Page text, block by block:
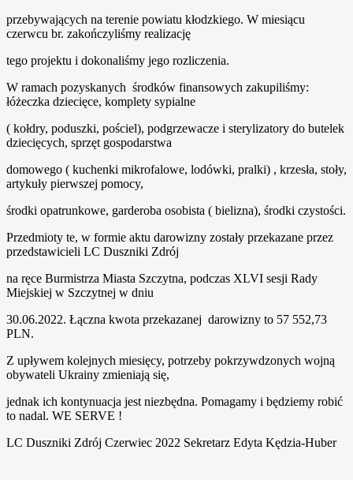
przebywających na terenie powiatu kłodzkiego. W miesiącu
czerwcu br. zakończyliśmy realizację
tego projektu i dokonaliśmy jego rozliczenia.
W ramach pozyskanych środków finansowych zakupiliśmy:
łóżeczka dziecięce, komplety sypialne
( kołdry, poduszki, pościel), podgrzewacze i sterylizatory do butelek
dziecięcych, sprzęt gospodarstwa
domowego ( kuchenki mikrofalowe, lodówki, pralki) , krzesła, stoły,
artykuły pierwszej pomocy,
środki opatrunkowe, garderoba osobista ( bielizna), środki czystości.
Przedmioty te, w formie aktu darowizny zostały przekazane przez
przedstawicieli LC Duszniki Zdrój
na ręce Burmistrza Miasta Szczytna, podczas XLVI sesji Rady
Miejskiej w Szczytnej w dniu
30.06.2022. Łączna kwota przekazanej darowizny to 57 552,73
PLN.
Z upływem kolejnych miesięcy, potrzeby pokrzywdzonych wojną
obywateli Ukrainy zmieniają się,
jednak ich kontynuacja jest niezbędna. Pomagamy i będziemy robić
to nadal. WE SERVE !
LC Duszniki Zdrój Czerwiec 2022 Sekretarz Edyta Kędzia-Huber